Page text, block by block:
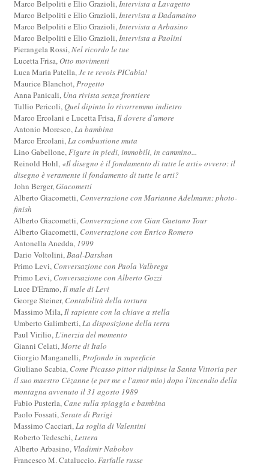
Marco Belpoliti e Elio Grazioli,Intervista a Lavagetto
Marco Belpoliti e Elio Grazioli,Intervista a Dadamaino
Marco Belpoliti e Elio Grazioli,Intervista a Arbasino
Marco Belpoliti e Elio Grazioli,Intervista a Paolini
Pierangela Rossi,Nel ricordo le tue
Lucetta Frisa,Otto movimenti
Luca Maria Patella,Je te revois PICabia!
Maurice Blanchot,Progetto
Anna Panicali, Una rivista senza frontiere
Tullio Pericoli,Quel dipinto lo rivorremmo indietro
Marco Ercolani e Lucetta Frisa,Il dovere d'amore
Antonio Moresco,La bambina
Marco Ercolani,La combustione muta
Lino Gabellone,Figure in piedi, immobili, in cammino...
Reinold Hohl, «Il disegno è il fondamento di tutte le arti» ovvero: il
disegno è veramente il fondamento di tutte le arti?
John Berger,Giacometti
Alberto Giacometti, Conversazione con Marianne Adelmann: photo-
finish
Alberto Giacometti, Conversazione con Gian Gaetano Tour
Alberto Giacometti, Conversazione con Enrico Romero
Antonella Anedda, 1999
Dario Voltolini,Baal-Darshan
Primo Levi, Conversazione con Paola Valbrega
Primo Levi, Conversazione con Alberto Gozzi
Luce D'Eramo,Il male di Levi
George Steiner, Contabilità della tortura
Massimo Mila,Il sapiente con la chiave a stella
Umberto Galimberti,La disposizione della terra
Paul Virilio,L'inerzia del momento
Gianni Celati,Morte di Italo
Giorgio Manganelli,Profondo in superficie
Giuliano Scabia, Come Picasso pittor ridipinse la Santa Vittoria per
il suo maestro Cézanne (e per me e l'amor mio) dopo l'incendio della
montagna avvenuto il 31 agosto 1989
Fabio Pusterla, Cane sulla spiaggia e bambina
Paolo Fossati,Serate di Parigi
Massimo Cacciari,La soglia di Valentini
Roberto Tedeschi,Lettera
Alberto Arbasino, Vladimir Nabokov
Francesco M. Cataluccio,Farfalle russe